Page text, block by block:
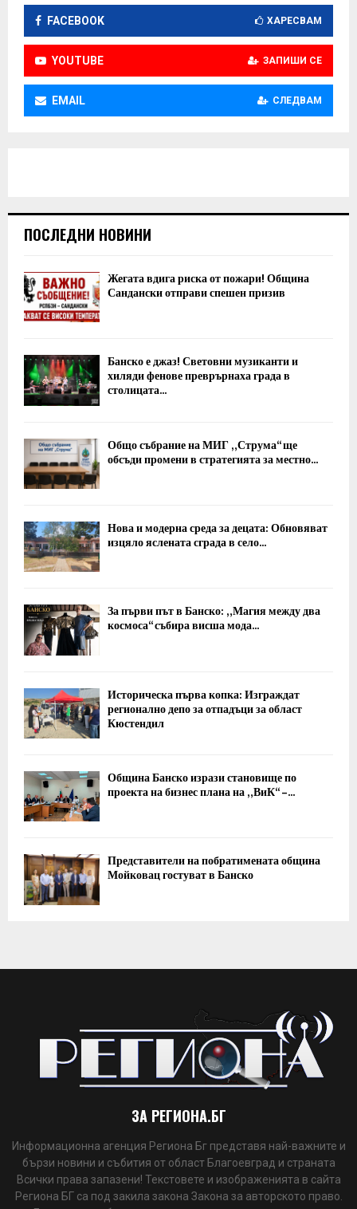
FACEBOOK ХАРЕСВАМ
YOUTUBE ЗАПИШИ СЕ
EMAIL СЛЕДВАМ
ПОСЛЕДНИ НОВИНИ
Жегата вдига риска от пожари! Община
Сандански отправи спешен призив
Банско е джаз! Световни музиканти и
хиляди фенове преврърнаха града в
столицата...
Общо събрание на МИГ „Струма“ ще
обсъди промени в стратегията за местно...
Нова и модерна среда за децата: Обновяват
изцяло яслената сграда в село...
За първи път в Банско: „Магия между два
космоса“ събира висша мода...
Историческа първа копка: Изграждат
регионално депо за отпадъци за област
Кюстендил
Община Банско изрази становище по
проекта на бизнес плана на „ВиК“ –...
Представители на побратимената община
Мойковац гостуват в Банско
ЗА РЕГИОНА.БГ
Информационна агенция Региона Бг представя най-важните и
бързи новини и събития от област Благоевград и страната
Всички права запазени! Текстовете и изображенията в сайта
Региона БГ са под закила закона Закона за авторското право.